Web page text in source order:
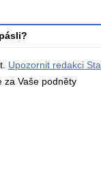
Upozornit redakci
za Vaše podněty